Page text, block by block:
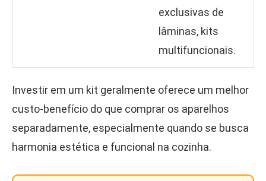
exclusivas de
lâminas, kits
multifuncionais.
Investir em um kit geralmente oferece um melhor
custo-benefício do que comprar os aparelhos
separadamente, especialmente quando se busca
harmonia estética e funcional na cozinha.